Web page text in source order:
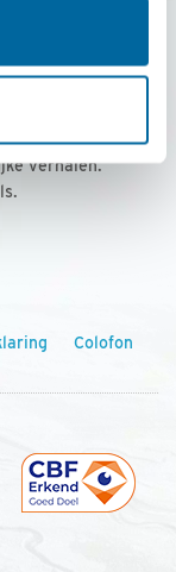
per jaar
met
verhalen.
Colofon